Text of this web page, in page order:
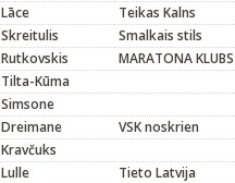
Lāce
Teikas Kalns
Skreitulis
Smalkais stils
Rutkovskis
MARATONA KLUBS
Tilta-Kūma
Simsone
Dreimane
VSK noskrien
Kravčuks
Lulle
Tieto Latvija